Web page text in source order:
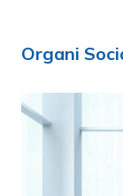
Organi